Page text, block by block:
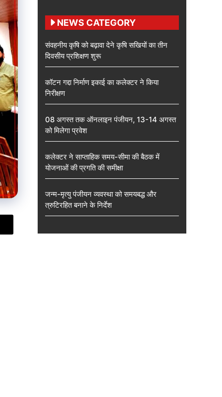
NEWS CATEGORY
संवहनीय कृषि को बढ़ावा देने कृषि सखियों का तीन
दिवसीय प्रशिक्षण शुरू
कॉटन गद्दा निर्माण इकाई का कलेक्टर ने किया
निरीक्षण
08 अगस्त तक ऑनलाइन पंजीयन, 13-14 अगस्त
को मिलेगा प्रवेश
कलेक्टर ने साप्ताहिक समय-सीमा की बैठक में
योजनाओं की प्रगति की समीक्षा
जन्म-मृत्यु पंजीयन व्यवस्था को समयबद्ध और
त्रुटिरहित बनाने के निर्देश